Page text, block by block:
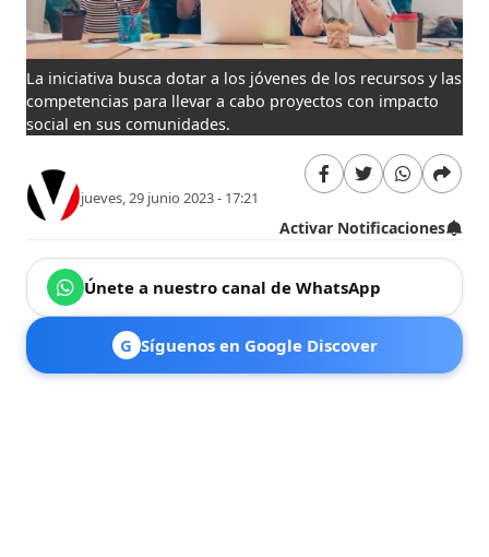
La iniciativa busca dotar a los jóvenes de los recursos y las
competencias para llevar a cabo proyectos con impacto
social en sus comunidades.
jueves, 29 junio 2023 - 17:21
Activar Notificaciones
Únete a nuestro canal de WhatsApp
G Síguenos en Google Discover